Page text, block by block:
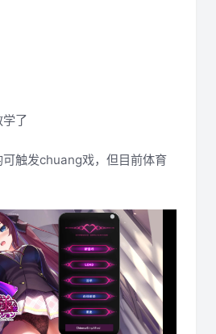
了
触发chuang戏，但目前体育